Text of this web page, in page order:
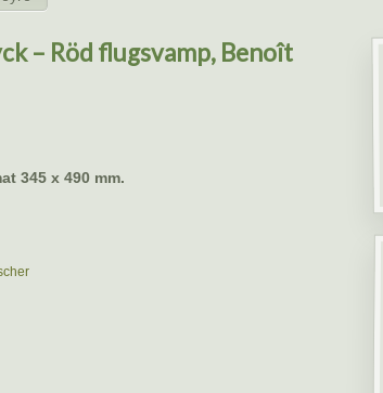
– Röd flugsvamp, Benoît
345 x 490 mm.